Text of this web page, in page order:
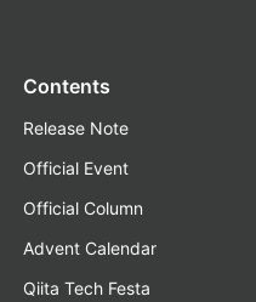
Contents
Release Note
Official Event
Official Column
Advent Calendar
Qiita Tech Festa